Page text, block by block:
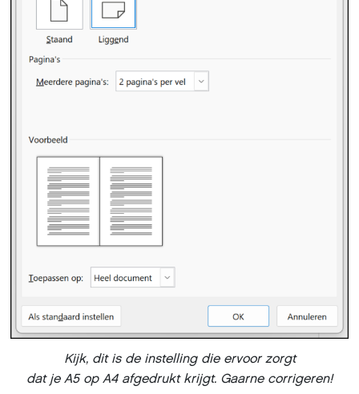
Kijk, dit is de instelling die ervoor zorgt
dat je A5 op A4 afgedrukt krijgt. Gaarne corrigeren!